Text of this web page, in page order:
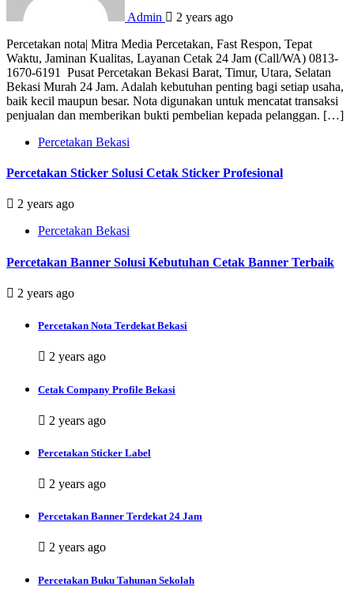
Admin
2 years ago
Percetakan nota| Mitra Media Percetakan, Fast Respon, Tepat
Waktu, Jaminan Kualitas, Layanan Cetak 24 Jam (Call/WA) 0813-
1670-6191 Pusat Percetakan Bekasi Barat, Timur, Utara, Selatan
Bekasi Murah 24 Jam. Adalah kebutuhan penting bagi setiap usaha,
baik kecil maupun besar. Nota digunakan untuk mencatat transaksi
penjualan dan memberikan bukti pembelian kepada pelanggan. […]
Percetakan Bekasi
Percetakan Sticker Solusi Cetak Sticker Profesional
2 years ago
Percetakan Bekasi
Percetakan Banner Solusi Kebutuhan Cetak Banner Terbaik
2 years ago
Percetakan Nota Terdekat Bekasi
2 years ago
Cetak Company Profile Bekasi
2 years ago
Percetakan Sticker Label
2 years ago
Percetakan Banner Terdekat 24 Jam
2 years ago
Percetakan Buku Tahunan Sekolah